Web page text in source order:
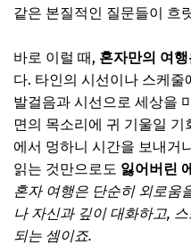
시간이 멈춘 듯한 고요함
몸과 마음을 정화하는 섬
푸른 바다 위에서 찾는 진
🎧 당신의 시간, 어떤 음악
✨ 당신을 위한 큐레이션
혼자 여행, 이렇게 준비하
같은 본질적인 질문들이 흐
바로 이럴 때, 혼자만의 여
다. 타인의 시선이나 스케
발걸음과 시선으로 세상을
면의 목소리에 귀 기울일
에서 멍하니 시간을 보내거
읽는 것만으로도 잃어버린
혼자 여행은 단순히 외로움
나 자신과 깊이 대화하고,
되는 셈이죠.